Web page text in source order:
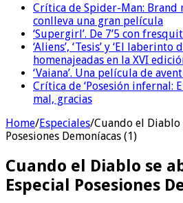
Crítica de Spider-Man: Brand
conlleva una gran película
‘Supergirl’. De 7’5 con
‘Aliens’, ‘Tesis’ y ‘El laberinto
homenajeadas en la XVI
‘Vaiana’. Una película de
Crítica de ‘Posesión infernal:
mal, gracias
Home/Especiales/Cuando el
Posesiones Demoníacas (1)
Cuando el Diablo se
Especial Posesiones